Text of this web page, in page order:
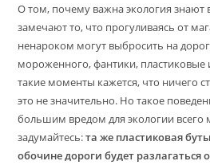
О том, почему важна экология знают
замечают то, что прогуливаясь от
ненароком могут выбросить на
мороженного, фантики, пластиковые
такие моменты кажется, что ничего
это не значительно. Но такое
большим вредом для экологии всего
задумайтесь:та же пластиковая
обочине дороги будет разлагаться